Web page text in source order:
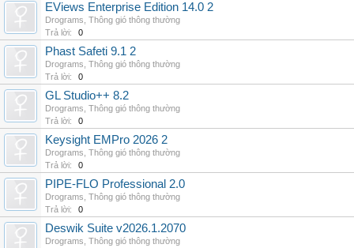
EViews Enterprise Edition 14.0 2
Drograms Thông gió thông thường
Trả lời:
0
Phast Safeti 9.1 2
Drograms Thông gió thông thường
Trả lời:
0
GL Studio++ 8.2
Drograms Thông gió thông thường
Trả lời:
0
Keysight EMPro 2026 2
Drograms Thông gió thông thường
Trả lời:
0
PIPE-FLO Professional 2.0
Drograms Thông gió thông thường
Trả lời:
0
Deswik Suite v2026.1.2070
Drograms Thông gió thông thường